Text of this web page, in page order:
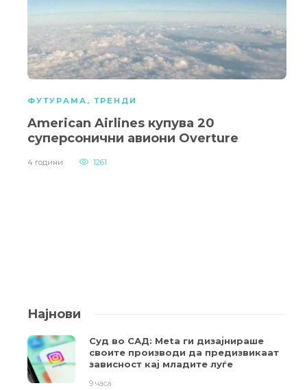
ФУТУРАМА , ТРЕНДИ
American Airlines купува 20
суперсонични авиони Overture
4 години 1261
Најнови
Суд во САД: Meta ги дизајнираше
своите производи да предизвикаат
зависност кај младите луѓе
9 часа